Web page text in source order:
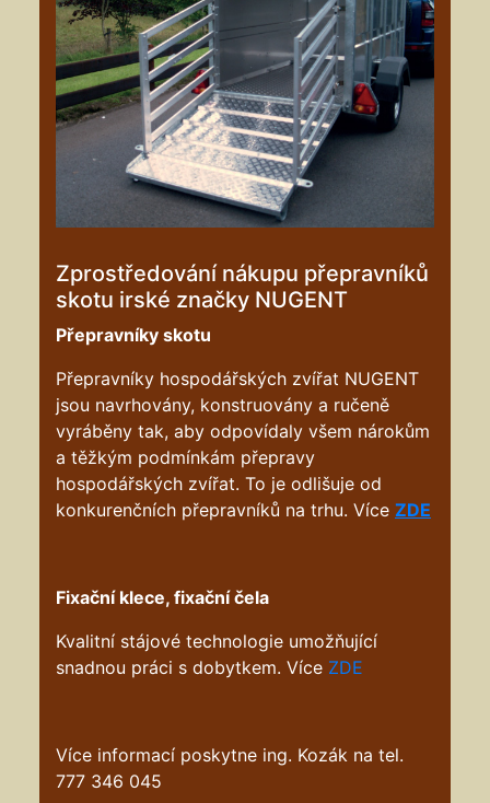
Zprostředování nákupu přepravníků
skotu irské značky NUGENT
Přepravníky skotu
Přepravníky hospodářských zvířat NUGENT
jsou navrhovány, konstruovány a ručeně
vyráběny tak, aby odpovídaly všem nárokům
a těžkým podmínkám přepravy
hospodářských zvířat. To je odlišuje od
konkurenčních přepravníků na trhu. Více ZDE
Fixační klece, fixační čela
Kvalitní stájové technologie umožňující
snadnou práci s dobytkem. Více ZDE
Více informací poskytne ing. Kozák na tel.
777 346 045